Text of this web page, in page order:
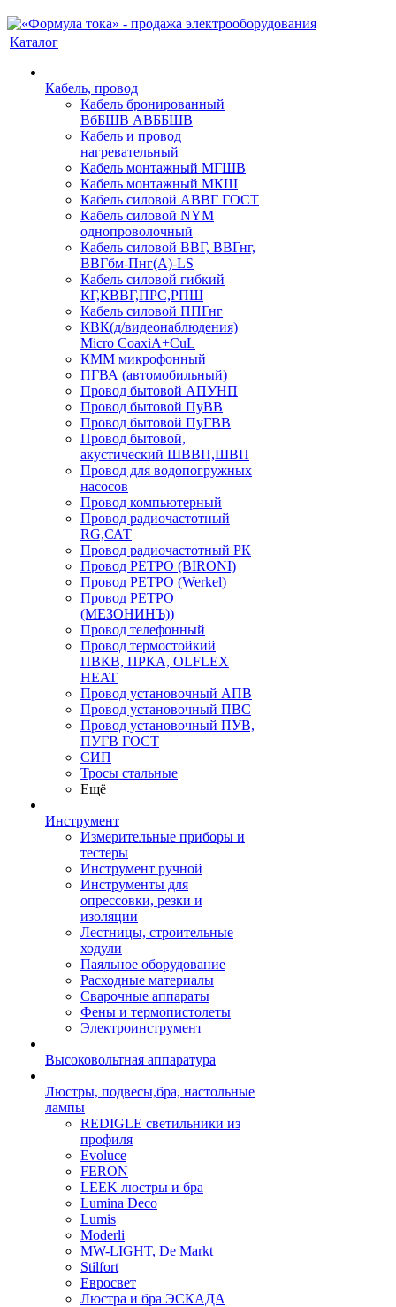
Каталог
Кабель, провод
Кабель бронированный
ВбБШВ АВББШВ
Кабель и провод
нагревательный
Кабель монтажный МГШВ
Кабель монтажный МКШ
Кабель силовой АВВГ ГОСТ
Кабель силовой NYM
однопроволочный
Кабель силовой ВВГ, ВВГнг,
ВВГбм-Пнг(А)-LS
Кабель силовой гибкий
КГ,КВВГ,ПРС,РПШ
Кабель силовой ППГнг
КВК(д/видеонаблюдения)
Micro CoaxiA+CuL
КММ микрофонный
ПГВА (автомобильный)
Провод бытовой АПУНП
Провод бытовой ПуВВ
Провод бытовой ПуГВВ
Провод бытовой,
акустический ШВВП,ШВП
Провод для водопогружных
насосов
Провод компьютерный
Провод радиочастотный
RG,САТ
Провод радиочастотный РК
Провод РЕТРО (BIRONI)
Провод РЕТРО (Werkel)
Провод РЕТРО
(МЕЗОНИНЪ))
Провод телефонный
Провод термостойкий
ПВКВ, ПРКА, OLFLEX
HEAT
Провод установочный АПВ
Провод установочный ПВС
Провод установочный ПУВ,
ПУГВ ГОСТ
СИП
Тросы стальные
Ещё
Инструмент
Измерительные приборы и
тестеры
Инструмент ручной
Инструменты для
опрессовки, резки и
изоляции
Лестницы, строительные
ходули
Паяльное оборудование
Расходные материалы
Сварочные аппараты
Фены и термопистолеты
Электроинструмент
Высоковольтная аппаратура
Люстры, подвесы,бра, настольные
лампы
REDIGLE светильники из
профиля
Evoluce
FERON
LEEK люстры и бра
Lumina Deco
Lumis
Moderli
MW-LIGHT, De Markt
Stilfort
Евросвет
Люстра и бра ЭСКАДА